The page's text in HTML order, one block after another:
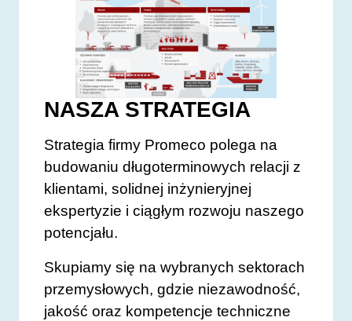
NASZA STRATEGIA
Strategia firmy Promeco polega na
budowaniu długoterminowych relacji z
klientami, solidnej inżynieryjnej
ekspertyzie i ciągłym rozwoju naszego
potencjału.
Skupiamy się na wybranych sektorach
przemysłowych, gdzie niezawodność,
jakość oraz kompetencje techniczne